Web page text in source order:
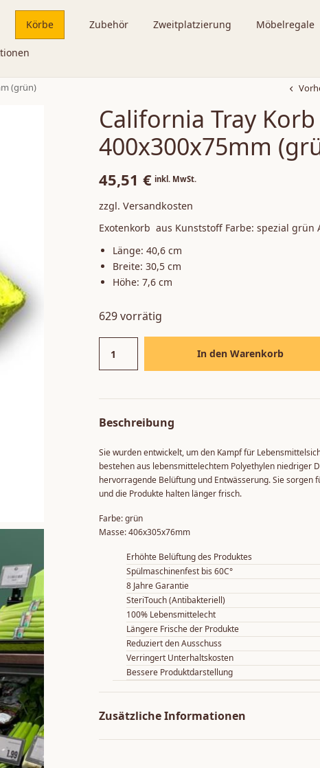
Körbe Zubehör Zweitplatzierung Möbelregale
(grün)
California Tray Korb
400x300x75mm
45,51€ inkl. MwSt.
zzgl. Versandkosten
Exotenkorb aus Kunststoff Farbe: spezial grün
Länge: 40,6 cm
Breite: 30,5 cm
Höhe: 7,6 cm
629 vorrätig
In den Warenkorb
Beschreibung
Sie wurden entwickelt, um den Kampf für
bestehen aus lebensmittelechtem Polyethylen niedriger
hervorragende Belüftung und Entwässerung. Sie sorgen
und die Produkte halten länger frisch.
Farbe: grün
Masse: 406x305x76mm
Erhöhte Belüftung des Produktes
Spülmaschinenfest bis 60C°
8 Jahre Garantie
SteriTouch (Antibakteriell)
100% Lebensmittelecht
Längere Frische der Produkte
Reduziert den Ausschuss
Verringert Unterhaltskosten
Bessere Produktdarstellung
Zusätzliche Informationen